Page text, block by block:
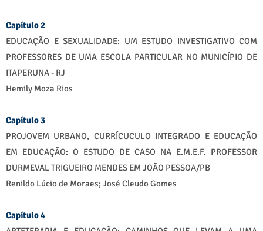
Capítulo 2
EDUCAÇÃO E SEXUALIDADE: UM ESTUDO INVESTIGATIVO COM
PROFESSORES DE UMA ESCOLA PARTICULAR NO MUNICÍPIO DE
ITAPERUNA - RJ
Hemily Moza Rios
Capítulo 3
PROJOVEM URBANO, CURRÍCUCULO INTEGRADO E EDUCAÇÃO
EM EDUCAÇÃO: O ESTUDO DE CASO NA E.M.E.F. PROFESSOR
DURMEVAL TRIGUEIRO MENDES EM JOÃO PESSOA/PB
Renildo Lúcio de Moraes; José Cleudo Gomes
Capítulo 4